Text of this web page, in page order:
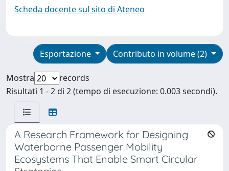
Scheda docente sul sito di Ateneo
Contributo in volume (2)
Esportazione
Mostra
records
Risultati 1 - 2 di 2 (tempo di esecuzione: 0.003 secondi).
A Research Framework for Designing
Waterborne Passenger Mobility
Ecosystems That Enable Smart Circular